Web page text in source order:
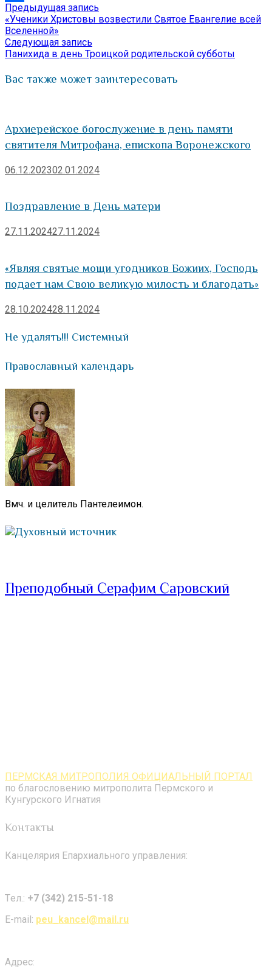
Отправить
Навигация
по
записям
Предыдущая запись
запись:
«Ученики Христовы возвестили Святое Евангелие всей
Вселенной»
Следующая запись
запись:
Панихида в день Троицкой родительской субботы
Вас также может заинтересовать
Архиерейское богослужение в день памяти
святителя Митрофана, епископа Воронежского
06.12.202302.01.2024
Поздравление в День матери
27.11.202427.11.2024
«Являя святые мощи угодников Божиих, Господь
подает нам Свою великую милость и благодать»
28.10.202428.11.2024
Не удалять!!! Системный
Православный календарь
Вмч. и целитель Пантелеимон.
Духовный источник
Преподобный Серафим Саровский
ПЕРМСКАЯ МИТРОПОЛИЯ ОФИЦИАЛЬНЫЙ ПОРТАЛ
по благословению митрополита Пермского и
Кунгурского Игнатия
Контакты
Канцелярия Епархиального управления:
Tел.: +7 (342) 215-51-18
E-mail: peu_kancel@mail.ru
Адрес: